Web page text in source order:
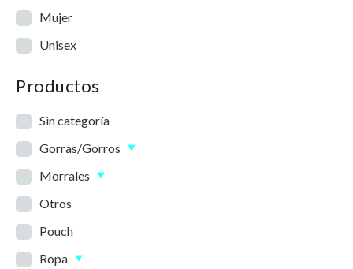
Mujer
Unisex
Productos
Sin categoría
Gorras/Gorros
Morrales
Otros
Pouch
Ropa